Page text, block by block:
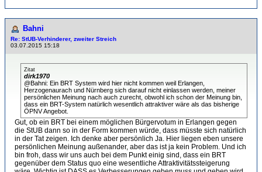
Bahni
Re: StUB-Verhinderer, zweiter Streich
03.07.2015 15:18
Zitat
dirk1970
@Bahni: Ein BRT System wird hier nicht kommen weil Erlangen,
Herzogenaurach und Nürnberg sich darauf nicht einlassen werden, meiner
persönlichen Meinung nach auch zurecht, obwohl ich schon der Meinung bin,
dass ein BRT-System natürlich wesentlich attraktiver wäre als das bisherige
ÖPNV Angebot.
Gut, ob ein BRT bei einem möglichen Bürgervotum in Erlangen gegen
die StUB dann so in der Form kommen würde, dass müsste sich natürlich
in der Tat zeigen. Ich denke aber persönlich Ja. Hier liegen eben unsere
persönlichen Meinung außenander, aber das ist ja kein Problem. Und ich
bin froh, dass wir uns auch bei dem Punkt einig sind, dass ein BRT
gegenüber dem Status quo eine wesentliche Attraktivitätssteigerung